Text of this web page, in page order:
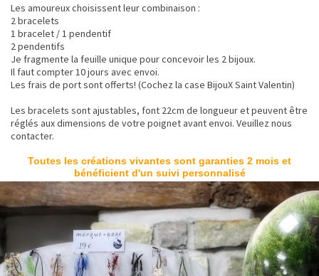
Les amoureux choisissent leur combinaison :
2 bracelets
1 bracelet / 1 pendentif
2 pendentifs
Je fragmente la feuille unique pour concevoir les 2 bijoux.
Il faut compter 10 jours avec envoi.
Les frais de port sont offerts! (Cochez la case BijouX Saint Valentin)
Les bracelets sont ajustables, font 22cm de longueur et peuvent être
réglés aux dimensions de votre poignet avant envoi. Veuillez nous
contacter.
Toutes les créations vivantes sont garanties 2 mois et
bénéficient d'un suivi personnalisé